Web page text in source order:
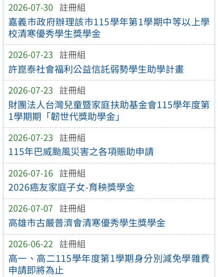
2026-07-30 註冊組
嘉義市政府辦理該市115學年第1學期中等以上學
校清寒優秀學生獎學金
2026-07-23 註冊組
許崑泰社會福利公益信託弱勢學生助學計畫
2026-07-23 註冊組
財團法人台灣兒童暨家庭扶助基金會115學年度第
1學期期「韌世代獎助學金」
2026-07-23 註冊組
115年巴威颱風災害之各項賑助申請
2026-07-16 註冊組
2026癌友家庭子女-育秧獎學金
2026-07-07 註冊組
高雄市古嚴普濟會清寒優秀學生獎學金
2026-06-22 註冊組
高一、高二115學年度第1學期身分別減免學雜費
申請即將為止